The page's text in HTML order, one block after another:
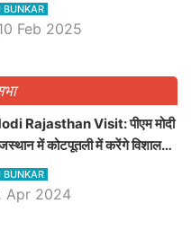
पर हमला करते हुए गिनवाये खाली
BUNKAR
Feb 2025
Rajasthan Visit: पीएम मोदी
में कोटपूतली में करेंगे विशाल
सभा से 8 सीटों पर साधेगें निशाना
BUNKAR
Apr 2024